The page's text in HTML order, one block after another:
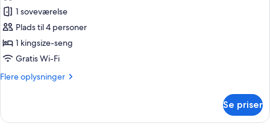
Executive-
suite
1 soveværelse
Plads til 4 personer
1 kingsize-seng
Gratis Wi-Fi
Flere oplysninger
Flere
suite
Se priser